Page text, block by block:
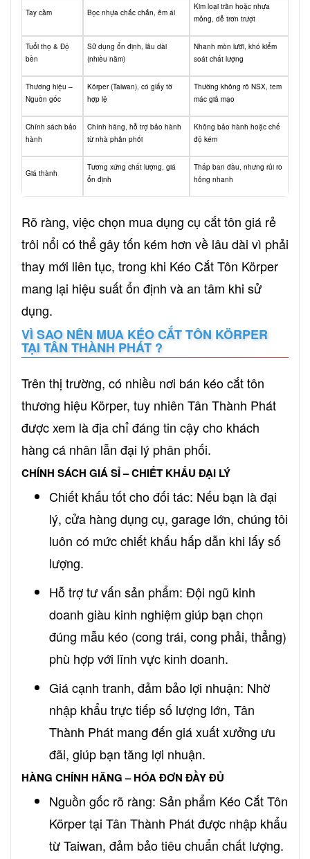
Tay cầm Bọc nhựa chắc chắn, êm ái
Kim loại trần hoặc nhựa
mỏng, dễ trơn trượt
Tuổi thọ & Độ
bền
Sử dụng ổn định, lâu dài
(nhiều năm)
Nhanh mòn lưỡi, khó kiểm
soát chất lượng
Thương hiệu –
Nguồn gốc
Körper (Taiwan), có giấy tờ
hợp lệ
Thường không rõ NSX, tem
mác giả mạo
Chính sách bảo
hành
Chính hãng, hỗ trợ bảo hành
từ nhà phân phối
Không bảo hành hoặc chế
độ kém
Giá thành
Tương xứng chất lượng, giá
ổn định
Thấp ban đầu, nhưng rủi ro
hỏng nhanh
Rõ ràng, việc chọn mua dụng cụ cắt tôn giá rẻ
trôi nổi có thể gây tốn kém hơn về lâu dài vì phải
thay mới liên tục, trong khi Kéo Cắt Tôn Körper
mang lại hiệu suất ổn định và an tâm khi sử
dụng.
VÌ SAO NÊN MUA KÉO CẮT TÔN KÖRPER
TẠI TÂN THÀNH PHÁT ?
Trên thị trường, có nhiều nơi bán kéo cắt tôn
thương hiệu Körper, tuy nhiên Tân Thành Phát
được xem là địa chỉ đáng tin cậy cho khách
hàng cá nhân lẫn đại lý phân phối.
CHÍNH SÁCH GIÁ SỈ – CHIẾT KHẤU ĐẠI LÝ
Chiết khấu tốt cho đối tác: Nếu bạn là đại
lý, cửa hàng dụng cụ, garage lớn, chúng tôi
luôn có mức chiết khấu hấp dẫn khi lấy số
lượng.
Hỗ trợ tư vấn sản phẩm: Đội ngũ kinh
doanh giàu kinh nghiệm giúp bạn chọn
đúng mẫu kéo (cong trái, cong phải, thẳng)
phù hợp với lĩnh vực kinh doanh.
Giá cạnh tranh, đảm bảo lợi nhuận: Nhờ
nhập khẩu trực tiếp số lượng lớn, Tân
Thành Phát mang đến giá xuất xưởng ưu
đãi, giúp bạn tăng lợi nhuận.
HÀNG CHÍNH HÃNG – HÓA ĐƠN ĐẦY ĐỦ
Nguồn gốc rõ ràng: Sản phẩm Kéo Cắt Tôn
Körper tại Tân Thành Phát được nhập khẩu
từ Taiwan, đảm bảo tiêu chuẩn chất lượng.